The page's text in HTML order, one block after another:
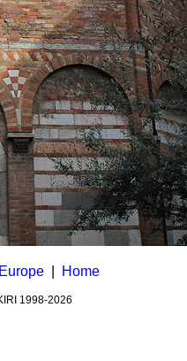
| Home
1998-2026